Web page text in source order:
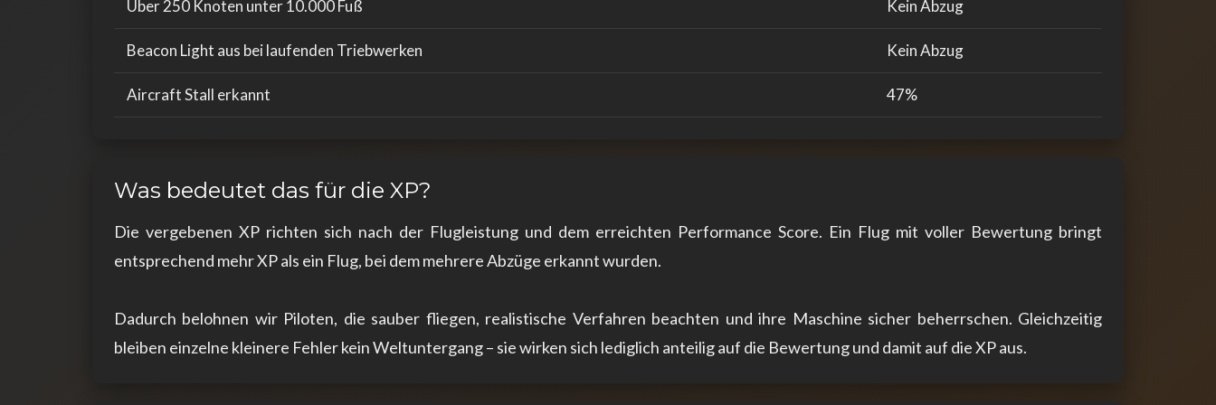
Über 250 Knoten unter 10.000 Fuß Kein Abzug
Beacon Light aus bei laufenden Triebwerken Kein Abzug
Aircraft Stall erkannt 47%
Was bedeutet das für die XP?
Die vergebenen XP richten sich nach der Flugleistung und dem erreichten Performance Score. Ein Flug mit voller Bewertung bringt
entsprechend mehr XP als ein Flug, bei dem mehrere Abzüge erkannt wurden.
Dadurch belohnen wir Piloten, die sauber fliegen, realistische Verfahren beachten und ihre Maschine sicher beherrschen. Gleichzeitig
bleiben einzelne kleinere Fehler kein Weltuntergang – sie wirken sich lediglich anteilig auf die Bewertung und damit auf die XP aus.